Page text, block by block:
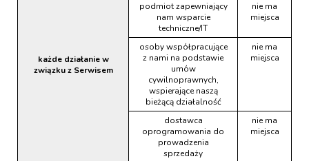
każde działanie w
związku z Serwisem
podmiot zapewniający
nam wsparcie
techniczne/IT
nie ma
miejsca
osoby współpracujące
z nami na podstawie
umów
cywilnoprawnych,
wspierające naszą
bieżącą działalność
nie ma
miejsca
dostawca
oprogramowania do
prowadzenia
sprzedaży
nie ma
miejsca